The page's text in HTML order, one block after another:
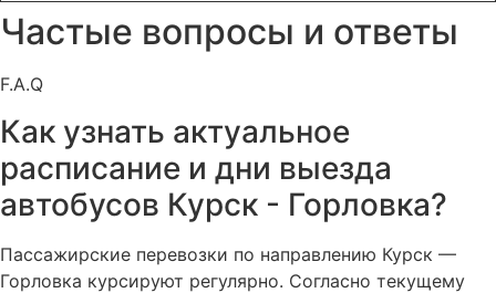
Частые вопросы и ответы
F.A.Q
Как узнать актуальное
расписание и дни выезда
автобусов Курск - Горловка?
Пассажирские перевозки по направлению Курск —
Горловка курсируют регулярно. Согласно текущему